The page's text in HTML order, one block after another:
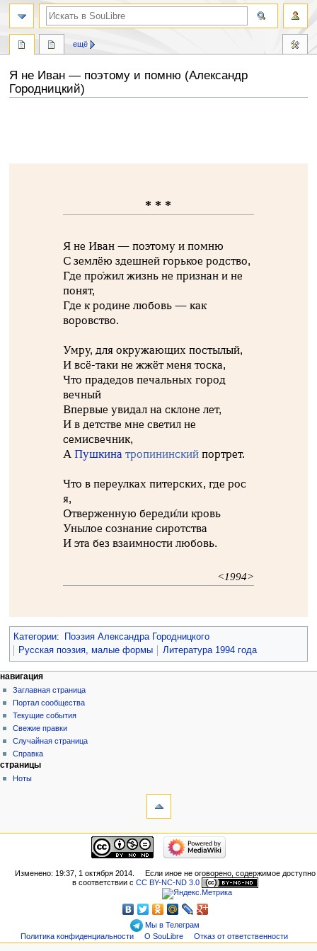
Я не Иван — поэтому и помню (Александр
Городницкий)
* * *
Я не Иван — поэтому и помню
С землёю здешней горькое родство,
Где про́жил жизнь не признан и не
понят,
Где к родине любовь — как
воровство.
Умру, для окружающих постылый,
И всё-таки не жжёт меня тоска,
Что прадедов печальных город
вечный
Впервые увидал на склоне лет,
И в детстве мне светил не
семисвечник,
А Пушкина тропининскийпортрет.
Что в переулках питерских, где рос
я,
Отверженную береди́ли кровь
Унылое сознание сиротства
И эта без взаимности любовь.
<1994>
Категории:
Поэзия Александра Городницкого
Русская поэзия, малые формы
Литература 1994 года
ещё
навигация
Заглавная страница
Портал сообщества
Текущие события
Свежие правки
Случайная страница
Справка
страницы
Ноты
Изменено: 19:37, 1 октября 2014.
Если иное не оговорено, содержимое доступно
в соответствии с CC BY-NC-ND 3.0
Мы в Телеграм
Политика конфиденциальности
О SouLibre Отказ от ответственности